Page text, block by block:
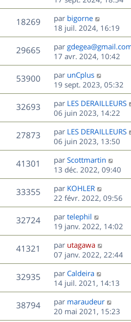
a
g
e
e
s
s
a
g
e
e
r
m
e
s
s
a
g
e
u
r
n
i
e
r
m
e
s
s
a
g
e
18269V
u
s
D
e
r
n
i
e
r
m
e
s
s
a
g
e
par bigorne
18 juil. 2024, 16:19
29665V
u
s
D
e
r
n
i
e
r
m
e
s
s
a
g
e
par
17 avr. 2024, 10:42
53900V
u
e
s
D
e
r
n
i
e
r
m
e
s
s
a
g
e
par unCplus
19 sept. 2023, 05:32
32693V
u
e
D
e
r
n
i
e
r
m
e
s
s
a
g
e
par LES DERAILLEURS
06 juin 2023, 14:22
27873V
u
D
e
r
n
i
e
r
m
e
s
s
a
g
e
par LES DERAILLEURS
06 juin 2023, 13:50
41301
u
D
e
r
n
i
e
r
m
e
s
s
a
g
e
par Scottmartin
13 déc. 2022, 09:40
33355V
u
D
e
r
n
i
e
r
m
e
s
s
a
g
e
par KOHLER
22 févr. 2022, 09:56
32724V
u
D
e
r
n
i
e
r
m
e
s
s
par telephil
19 janv. 2022, 14:02
41321
u
D
e
r
n
i
e
r
m
par utagawa
07 janv. 2022, 22:44
32935V
u
D
e
r
n
i
par Caldeira
14 juil. 2021, 14:13
38794V
D
e
par maraudeur
20 mai 2021, 15:23